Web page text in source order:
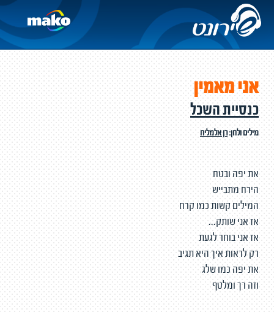
אני מאמין
כנסיית השכל
מילים ולחן:רן אלמליח
את יפה ובטח
הירח מתבייש
המילים קשות כמו קרח
אז אני שותק...
אז אני בוחר לגעת
רק לראות איך היא תגיב
את יפה כמו שלג
וזה רך ומלטף